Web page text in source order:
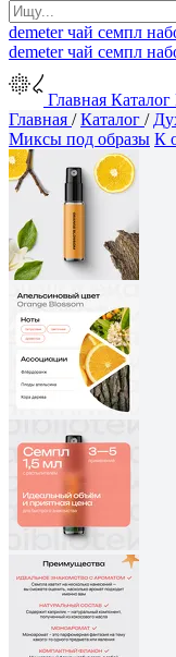
demeterчай семпл
demeterчай семпл
Главная Каталог
Главная /Каталог /
Миксы под образы К